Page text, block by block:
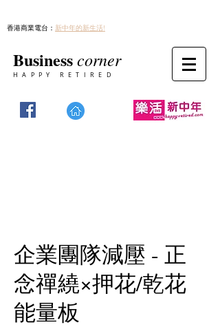
香港商業電台： 新中年的新生活!
Businesscorner
HAPPY RETIRED
企業團隊減壓 - 正
念禪繞×押花/乾花
能量板